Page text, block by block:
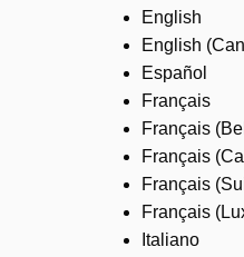
English
English
Español
Français
Français
Français
Français
Français
Italiano